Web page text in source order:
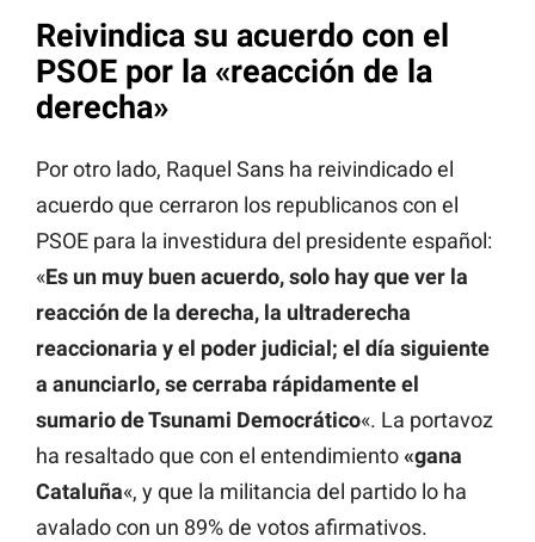
Reivindica su acuerdo con el
PSOE por la «reacción de la
derecha»
Por otro lado, Raquel Sans ha reivindicado el
acuerdo que cerraron los republicanos con el
PSOE para la investidura del presidente español:
«Es un muy buen acuerdo, solo hay que ver la
reacción de la derecha, la ultraderecha
reaccionaria y el poder judicial; el día siguiente
a anunciarlo, se cerraba rápidamente el
sumario de Tsunami Democrático«. La portavoz
ha resaltado que con el entendimiento«gana
Cataluña«, y que la militancia del partido lo ha
avalado con un 89% de votos afirmativos.